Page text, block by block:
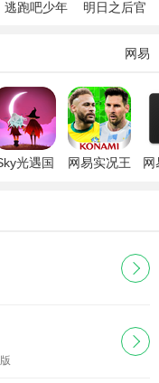
SSR
手游非酋成就怎么
逃跑吧少年
明日之后官
网易
光遇国
网易实况王
网